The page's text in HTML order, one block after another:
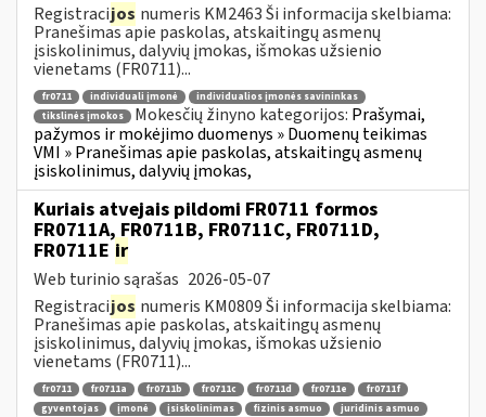
Registracijos numeris KM2463 Ši informacija skelbiama:
Pranešimas apie paskolas, atskaitingų asmenų
įsiskolinimus, dalyvių įmokas, išmokas užsienio
vienetams (FR0711)...
fr0711 individuali įmonė
individualios įmonės savininkas
tikslinės įmokos
Mokesčių žinyno kategorijos: Prašymai,
pažymos ir mokėjimo duomenys » Duomenų teikimas
VMI » Pranešimas apie paskolas, atskaitingų asmenų
įsiskolinimus, dalyvių įmokas,
Kuriais atvejais pildomi FR0711 formos
FR0711A, FR0711B, FR0711C, FR0711D,
FR0711E ir
Web turinio sąrašas 2026-05-07
Registracijos numeris KM0809 Ši informacija skelbiama:
Pranešimas apie paskolas, atskaitingų asmenų
įsiskolinimus, dalyvių įmokas, išmokas užsienio
vienetams (FR0711)...
fr0711 fr0711a fr0711b fr0711c fr0711d fr0711e
fr0711f
gyventojas
įmonė įsiskolinimas fizinis asmuo
juridinis asmuo